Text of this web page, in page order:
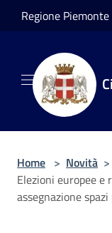
Salta al contenuto
Regione Piemonte
Home > Novità >
Elezioni europee e
assegnazione